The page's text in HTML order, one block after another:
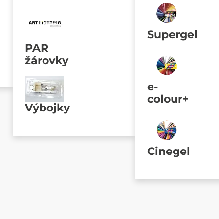
PAR
žárovky
Výbojky
Supergel
e-
colour+
Cinegel